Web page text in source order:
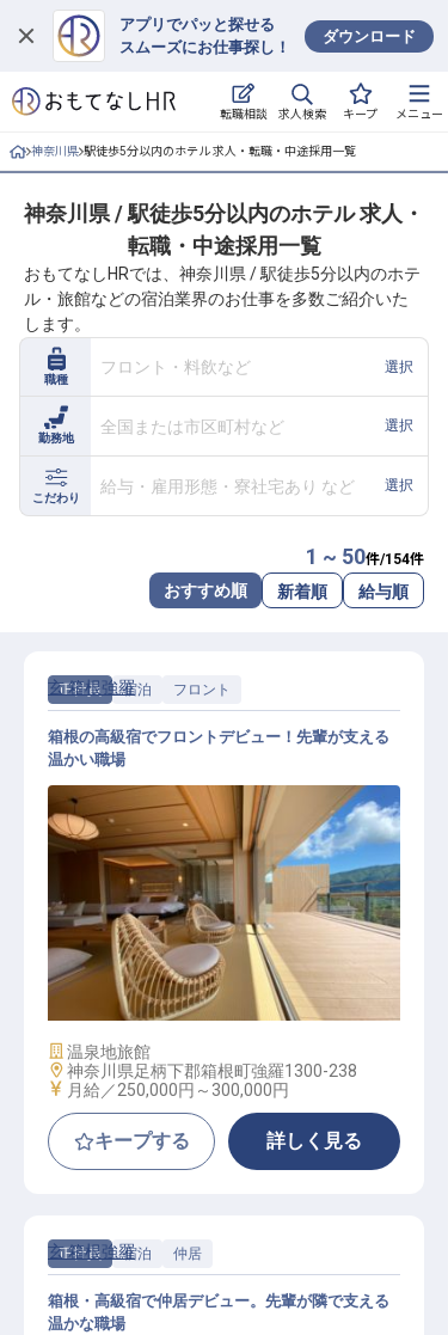
アプリでパッと探せる
スムーズにお仕事探し！
ダウンロード
転職相談 求人検索 キープ メニュー
ログイン
求人・施設を探す
就職・転職 合同説明会
おもてなしHRについて
ご利用の流れ
よくある質問
ホテル・宿泊業界情報コラム
転職サポートに申し込む
神奈川県 駅徒歩5分以内のホテル 求人・転職・中途採用一覧
神奈川県 / 駅徒歩5分以内のホテル 求人・
転職・中途採用一覧
おもてなしHRでは、神奈川県 / 駅徒歩5分以内のホテ
ル・旅館などの宿泊業界のお仕事を多数ご紹介いた
します。
職種
フロント・料飲など 選択
勤務地
全国または市区町村など 選択
こだわり
給与・雇用形態・寮社宅あり など 選択
1 ~ 50件/154件
おすすめ順 新着順 給与順
正社員 宿泊 フロント
フロント│未経験歓迎！／温かな仲
間と箱根の高級宿で働く／寮2万
玄 箱根強羅
箱根の高級宿でフロントデビュー！先輩が支える
温かい職場
施設業態
温泉地旅館
勤務地
神奈川県足柄下郡箱根町強羅1300-238
給与
月給／250,000円～ 300,000円
キープする 詳しく見る
正社員 宿泊 仲居
玄 箱根強羅
箱根・高級宿で仲居デビュー。先輩が隣で支える
温かな職場